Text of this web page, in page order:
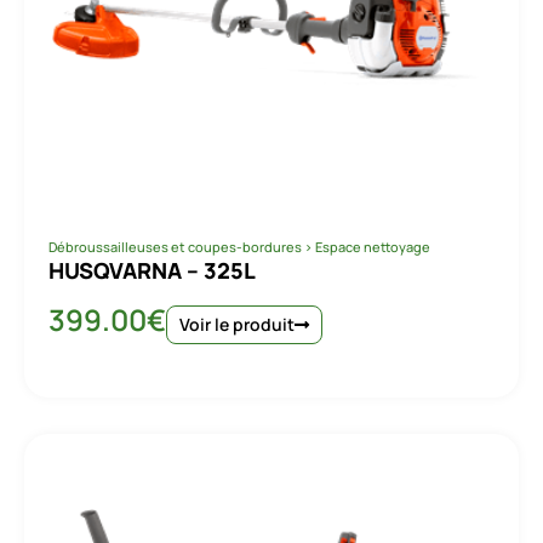
Débroussailleuses et coupes-bordures > Espace nettoyage
HUSQVARNA – 325L
399.00€ Voir le produit